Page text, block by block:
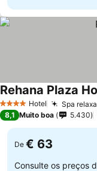
4 EstrelasHotel Spa
Rehana Plaza
8,1 Muito boa 5.430
De € 63
Consulte os preços